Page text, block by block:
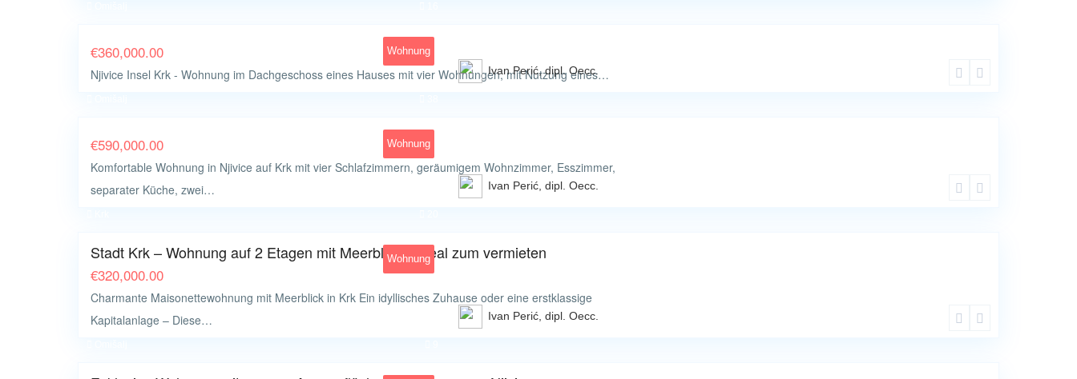
Wohnung
€360,000.00
Njivice Insel Krk - Wohnung im Dachgeschoss eines Hauses mit vier Wohnungen, mit Nutzung eines…
Ivan Perić, dipl. Oecc.
Wohnung
€590,000.00
Komfortable Wohnung in Njivice auf Krk mit vier Schlafzimmern, geräumigem Wohnzimmer, Esszimmer,
separater Küche, zwei…
Ivan Perić, dipl. Oecc.
Wohnung
Stadt Krk – Wohnung auf 2 Etagen mit Meerblick – ideal zum vermieten
€320,000.00
Charmante Maisonettewohnung mit Meerblick in Krk Ein idyllisches Zuhause oder eine erstklassige
Kapitalanlage – Diese…
Ivan Perić, dipl. Oecc.